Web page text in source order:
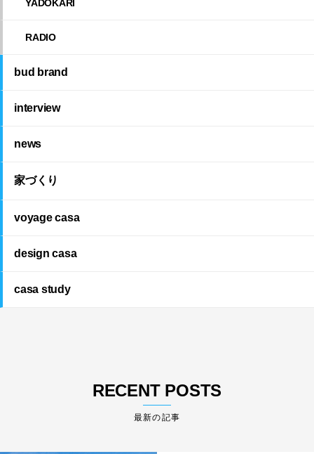
YADOKARI
RADIO
bud brand
interview
news
家づくり
voyage casa
design casa
casa study
RECENT POSTS
最新の記事